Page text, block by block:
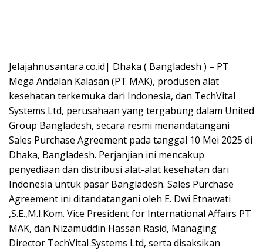
Jelajahnusantara.co.id| Dhaka ( Bangladesh ) – PT
Mega Andalan Kalasan (PT MAK), produsen alat
kesehatan terkemuka dari Indonesia, dan TechVital
Systems Ltd, perusahaan yang tergabung dalam United
Group Bangladesh, secara resmi menandatangani
Sales Purchase Agreement pada tanggal 10 Mei 2025 di
Dhaka, Bangladesh. Perjanjian ini mencakup
penyediaan dan distribusi alat-alat kesehatan dari
Indonesia untuk pasar Bangladesh. Sales Purchase
Agreement ini ditandatangani oleh E. Dwi Etnawati
,S.E.,M.I.Kom. Vice President for International Affairs PT
MAK, dan Nizamuddin Hassan Rasid, Managing
Director TechVital Systems Ltd, serta disaksikan